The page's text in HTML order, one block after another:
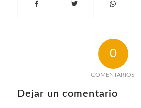
0
COMENTARIOS
Dejar un comentario